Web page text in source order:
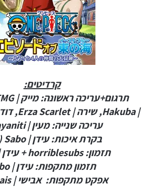
קרדיטים:
| Hakuba, שירה | Erza Scarlet, דוד | CheezPuff.
עריכה שנייה: מעין | maayaniti
בקרת איכות: עידן | Sabo (אני)
תזמון: horriblesubs + עידן | Sabo
תזמון מתקפות: עידן | Sabo
אפקט מתקפות: אבישי | avishais